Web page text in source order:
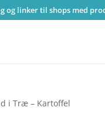
og linker til shops med
i Træ – Kartoffel